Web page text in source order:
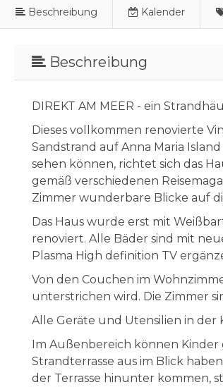
Beschreibung Kalender
Beschreibung
DIREKT AM MEER - ein
Dieses vollkommen renovierte
Sandstrand auf Anna Maria
sehen können, richtet sich das
gemäß verschiedenen
Zimmer wunderbare Blicke auf
Das Haus wurde erst mit
renoviert. Alle Bäder sind mit
Plasma High definition TV
Von den Couchen im
unterstrichen wird. Die Zimmer
Alle Geräte und Utensilien in der
Im Außenbereich können Kinder
Strandterrasse aus im Blick
der Terrasse hinunter kommen,